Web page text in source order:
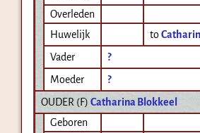
Overleden
Huwelijk
to
Vader
?
Moeder
?
OUDER (F) Catharina Blokkeel
Geboren